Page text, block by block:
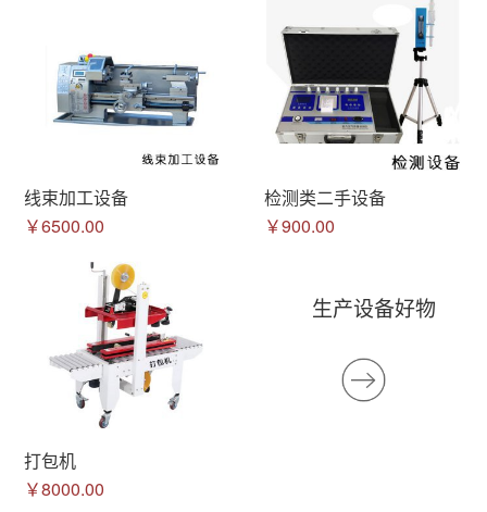
线束加工设备
￥6500.00
检测类二手设备
￥900.00
打包机
￥8000.00
生产设备好物